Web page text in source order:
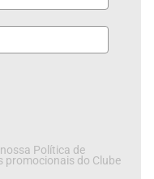
Política de
promocionais do Clube